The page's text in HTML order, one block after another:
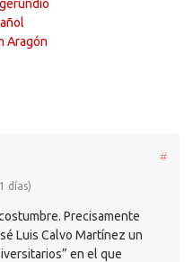
Aragón
#
días)
Precisamente
Luis Calvo Martínez un
en el que